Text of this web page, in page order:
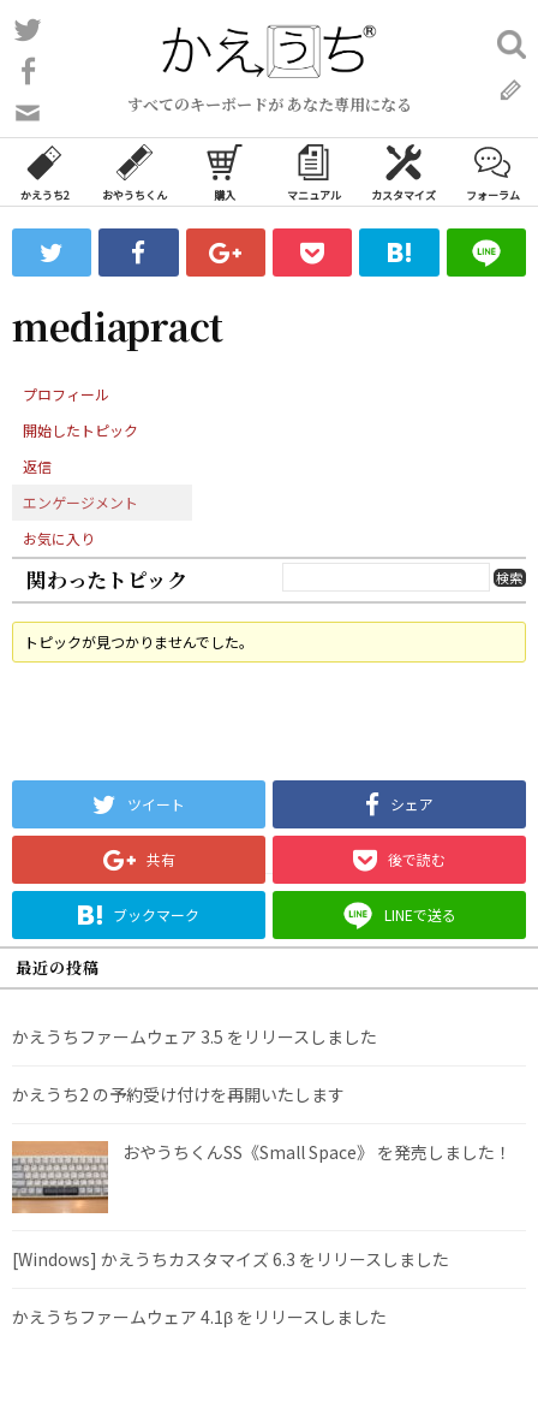
コ
ン
ン
ツ
ス
ッ
すべてのキーボードが あなた専用になる
い
合
わ
フ
ォ
ム
検
索:
かえうち2 おやうちくん 購入 マニュアル カスタマイズ フォーラム
mediapract
プロフィール
開始したトピック
返信
エンゲージメント
お気に入り
関わったトピック
トピックが見つかりませんでした。
ツイート シェア
共有 後で読む
ブックマーク LINEで送る
最近の投稿
かえうちファームウェア 3.5 をリリースしました
かえうち2 の予約受け付けを再開いたします
おやうちくんSS《Small Space》 を発売しました！
[Windows] かえうちカスタマイズ 6.3 をリリースしました
かえうちファームウェア 4.1β をリリースしました